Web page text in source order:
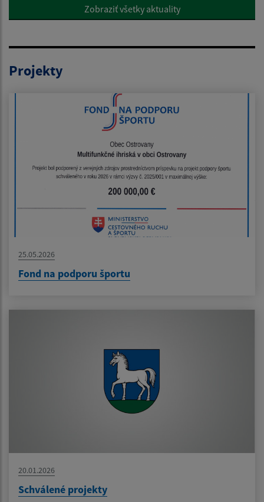
Zobraziť všetky aktuality
Projekty
25.05.2026
Fond na podporu športu
20.01.2026
Schválené projekty